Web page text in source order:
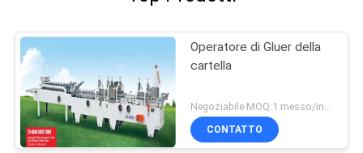
Operatore di Gluer della
cartella
Negoziabile MOQ:1 messo/insiemi
CONTATTO